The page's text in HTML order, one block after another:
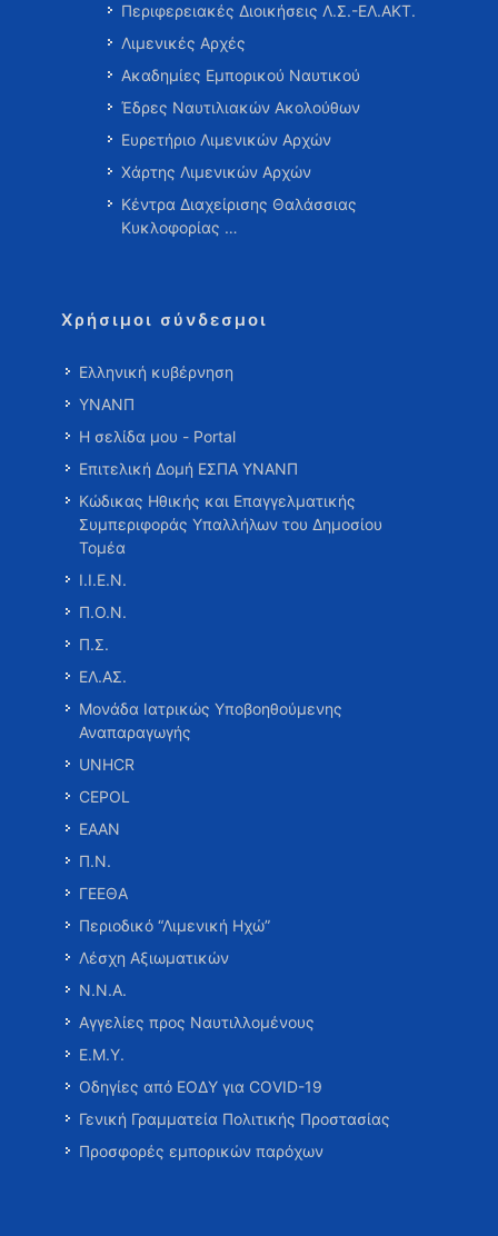
Περιφερειακές Διοικήσεις Λ.Σ.-ΕΛ.ΑΚΤ.
Λιμενικές Αρχές
Ακαδημίες Εμπορικού Ναυτικού
Έδρες Ναυτιλιακών Ακολούθων
Ευρετήριο Λιμενικών Αρχών
Χάρτης Λιμενικών Αρχών
Κέντρα Διαχείρισης Θαλάσσιας
Κυκλοφορίας …
Χρήσιμοι σύνδεσμοι
Ελληνική κυβέρνηση
ΥΝΑΝΠ
Η σελίδα μου - Portal
Επιτελική Δομή ΕΣΠΑ ΥΝΑΝΠ
Κώδικας Ηθικής και Επαγγελματικής
Συμπεριφοράς Υπαλλήλων του Δημοσίου
Τομέα
Ι.Ι.Ε.Ν.
Π.Ο.Ν.
Π.Σ.
ΕΛ.ΑΣ.
Μονάδα Ιατρικώς Υποβοηθούμενης
Αναπαραγωγής
UNHCR
CEPOL
ΕΑΑΝ
Π.Ν.
ΓΕΕΘΑ
Περιοδικό “Λιμενική Ηχώ”
Λέσχη Αξιωματικών
Ν.Ν.Α.
Αγγελίες προς Ναυτιλλομένους
Ε.Μ.Υ.
Οδηγίες από ΕΟΔΥ για COVID-19
Γενική Γραμματεία Πολιτικής Προστασίας
Προσφορές εμπορικών παρόχων